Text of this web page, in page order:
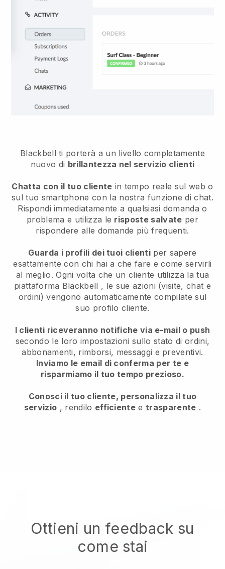
Blackbell ti porterà a un livello completamente
nuovo di brillantezza nel servizio clienti
Chatta con il tuo cliente in tempo reale sul web o
sul tuo smartphone con la nostra funzione di chat.
Rispondi immediatamente a qualsiasi domanda o
problema e utilizza le risposte salvate per
rispondere alle domande più frequenti.
Guarda i profili dei tuoi clienti per sapere
esattamente con chi hai a che fare e come servirli
al meglio. Ogni volta che un cliente utilizza la tua
piattaforma Blackbell , le sue azioni (visite, chat e
ordini) vengono automaticamente compilate sul
suo profilo cliente.
I clienti riceveranno notifiche via e-mail o push
secondo le loro impostazioni sullo stato di ordini,
abbonamenti, rimborsi, messaggi e preventivi.
Inviamo le email di conferma per te e
risparmiamo il tuo tempo prezioso.
Conosci il tuo cliente, personalizza il tuo
servizio , rendilo efficiente etrasparente .
Ottieni un feedback su
come stai